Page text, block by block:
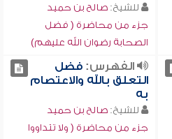
للشيخ:صالح بن حميد
جزء من محاضرة ( فضل
الصحابة رضوان الله عليهم)
الفهرس:فضل
التعلق بالله والاعتصام
به
للشيخ:صالح بن حميد
جزء من محاضرة ( ولا تتداووا